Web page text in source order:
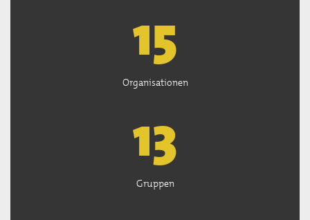
15
Organisationen
13
Gruppen